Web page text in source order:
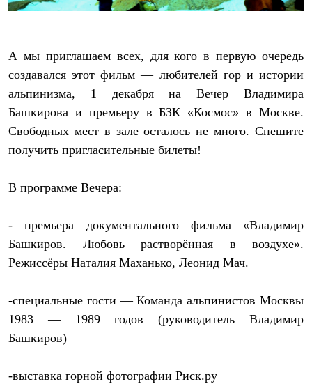
С синтетическим утеплителем
Кошельки
Сумки
Полезные аксессуары
Книги
Еда
Коврики
Обувь
Сапоги
Ботинки
Кроссовки
Сапоги
Гамаши и бахилы
Тапочки и чуни
Тапочки
Чуни
Уход за обувью
Шапки
А мы приглашаем всех, для кого в первую очередь
создавался этот фильм — любителей гор и истории
альпинизма, 1 декабря на Вечер Владимира
Башкирова и премьеру в БЗК «Космос» в Москве.
Свободных мест в зале осталось не много. Спешите
получить пригласительные билеты!
В программе Вечера:
- премьера документального фильма «Владимир
Башкиров. Любовь растворённая в воздухе».
Режиссёры Наталия Маханько, Леонид Мач.
-специальные гости — Команда альпинистов Москвы
1983 — 1989 годов (руководитель Владимир
Башкиров)
-выставка горной фотографии Риск.ру